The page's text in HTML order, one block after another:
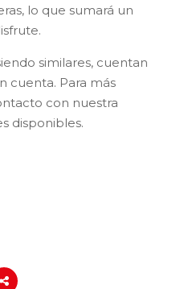
lo que sumará un
similares, cuentan
cuenta. Para más
con nuestra
disponibles.